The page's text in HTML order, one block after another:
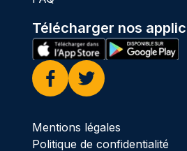
Télécharger nos
Facebook
Twitter
Mentions légales
Politique de confidentialité